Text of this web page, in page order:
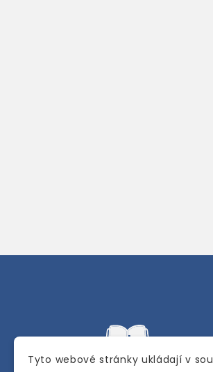
Tyto webové stránky ukládají v